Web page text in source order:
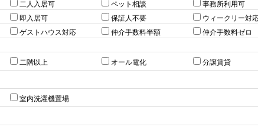
二人入居可 ペット相談
事務所利用可
即入居可 保証人不要
ウィークリー対
ゲストハウス対応 仲介手数料半額
仲介手数料ゼロ
二階以上 オール電化 分譲賃貸
室内洗濯機置場